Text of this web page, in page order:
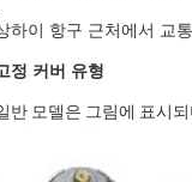
하이 항구 근처에서 교
정 커버 유형
반 모델은 그림에 표시